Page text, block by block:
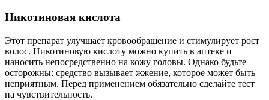
Никотиновая кислота
Этот препарат улучшает кровообращение и стимулирует рост
волос. Никотиновую кислоту можно купить в аптеке и
наносить непосредственно на кожу головы. Однако будьте
осторожны: средство вызывает жжение, которое может быть
неприятным. Перед применением обязательно сделайте тест
на чувствительность.